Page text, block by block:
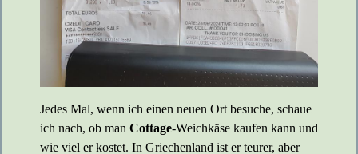
Jedes Mal, wenn ich einen neuen Ort besuche, schaue
ich nach, ob man Cottage-Weichkäse kaufen kann und
wie viel er kostet. In Griechenland ist er teurer, aber